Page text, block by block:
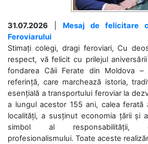
31.07.2026
Mesaj de felicitare
Feroviarului
Stimați colegi, dragi feroviari, Cu
respect, vă felicit cu prilejul
fondarea Căii Ferate din Moldova
referință, care marchează istoria,
esențială a transportului feroviar la
a lungul acestor 155 ani, calea ferată
localități, a susținut economia țării și
simbol al responsabilității,
profesionalismului. Toate aceste